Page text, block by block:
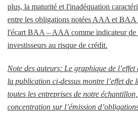
plus, la maturité et l'inadéquation
entre les obligations notées AAA et
l'écart BAA – AAA comme indicateur de
investisseurs au risque de crédit.
Note des auteurs: Le graphique de
la publication ci-dessus montre l’effet de
toutes les entreprises de notre
concentration sur l’émission